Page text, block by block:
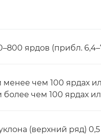
ярдов (прибл.
менее чем 100 ярдах
более чем 100 ярдах
(верхний ряд)